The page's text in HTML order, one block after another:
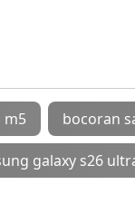
m5 bocoran
galaxy s26